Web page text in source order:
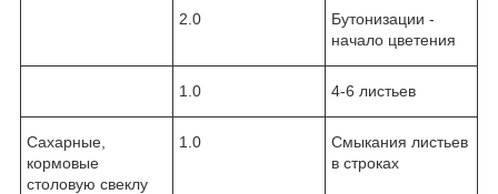
2.0
Бутонизации -
начало цветения
1.0 4-6 листьев
Сахарные,
кормовые
столовую свеклу
1.0
Смыкания листьев
в строках